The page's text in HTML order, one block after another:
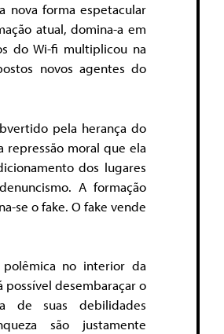
nova forma espetacular
atual, domina-a em
do Wi-fi multiplicou na
novos agentes do
pela herança do
repressão moral que ela
dos lugares
A formação
se o fake. O fake vende
no interior da
possível desembaraçar o
de suas debilidades
são justamente